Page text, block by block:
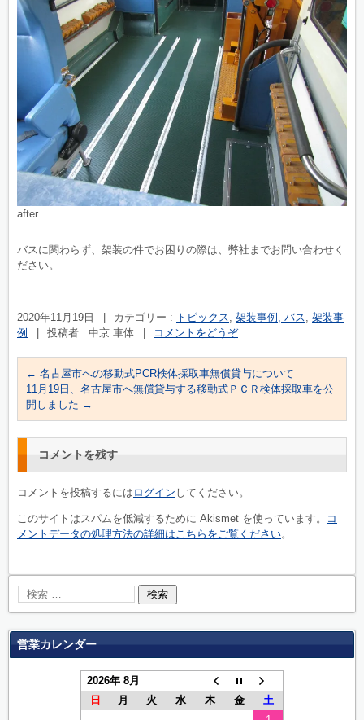
after
バスに関わらず、架装の件でお困りの際は、弊社までお問い合わせく
ださい。
2020年11月19日 | カテゴリー : トピックス 架装事例, バス
架装事
例
| 投稿者 : 中京 車体 | コメントをどうぞ
← 名古屋市への移動式PCR検体採取車無償貸与について
11月19日、名古屋市へ無償貸与する移動式ＰＣＲ検体採取車を公
開しました →
コメントを残す
コメントを投稿するには ログイン してください。
このサイトはスパムを低減するために Akismet を使っています。
コ
メントデータの処理方法の詳細はこちらをご覧ください。
営業カレンダー
2026年 8月
日
月 火 水 木 金
土